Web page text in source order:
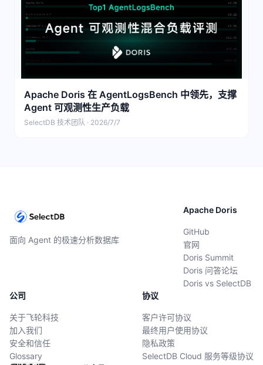
Apache Doris 在 AgentLogsBench 中领先，支撑
Agent 可观测性生产负载
SelectDB 技术团队 · 2026/7/7
面向 Agent 的极速分析数据库
Apache Doris
GitHub
官网
Doris Summit
Doris 问答论坛
Doris vs SelectDB
公司
关于飞轮科技
加入我们
安全和信任
Glossary
协议
客户许可协议
最终用户使用协议
隐私政策
SelectDB Cloud 服务等级协议